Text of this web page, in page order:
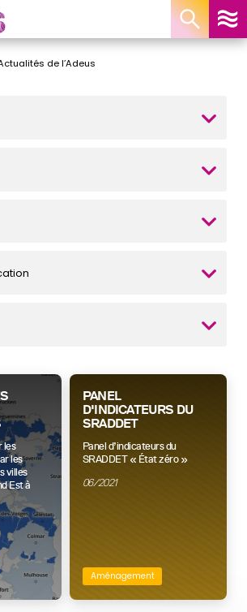
de l’Adeus
les
les
villes
Est à
PANEL
D'INDICATEURS DU
SRADDET
Panel d’indicateurs du
SRADDET « État zéro »
06/2021
Aménagement
des cookies